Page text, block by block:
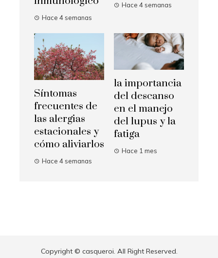
Hace 4 semanas
Hace 4 semanas
Síntomas
frecuentes de
las alergias
estacionales y
cómo aliviarlos
Hace 4 semanas
la importancia
del descanso
en el manejo
del lupus y la
fatiga
Hace 1 mes
Copyright © casqueroi. All Right Reserved.